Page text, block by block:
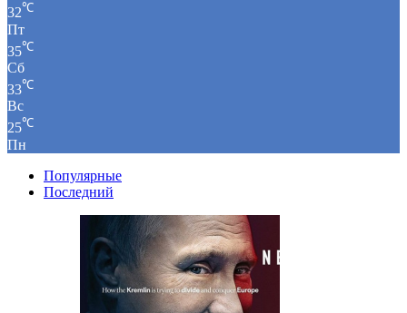
32℃
Пт
35℃
Сб
33℃
Вс
25℃
Пн
Популярные
Последний